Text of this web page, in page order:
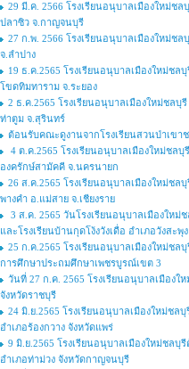
29 มี.ค. 2566 โรงเรียนอนุบาลเมืองใหม่ช
ปลาซิว จ.กาญจนบุรี
27 ก.พ. 2566 โรงเรียนอนุบาลเมืองใหม่
จ.ลำปาง
19 ธ.ค.2565 โรงเรียนอนุบาลเมืองใหม่ช
โขดทิมทาราม จ.ระยอง
2 ธ.ค.2565 โรงเรียนอนุบาลเมืองใหม่ชล
ท่าตูม จ.สุรินทร์
ต้อนรับคณะดูงานจากโรงเรียนสวนป่าเขา
4 ต.ค.2565 โรงเรียนอนุบาลเมืองใหม่ช
องครักษ์สามัคคี จ.นครนายก
26 ส.ค.2565 โรงเรียนอนุบาลเมืองใหม่ช
พางคำ อ.แม่สาย จ.เชียงราย
3 ส.ค. 2565 วันโรงเรียนอนุบาลเมืองให
และโรงเรียนบ้านกุดโง้งวังเดื่อ อำเภอวังสะพุ
25 ก.ค.2565 โรงเรียนอนุบาลเมืองใหม่ช
การศึกษาประถมศึกษาเพชรบูรณ์เขต 3
วันที่ 27 ก.ค. 2565 โรงเรียนอนุบาลเมือง
จังหวัดราชบุรี
24 มิ.ย.2565 โรงเรียนอนุบาลเมืองใหม่ช
อำเภอร้องกวาง จังหวัดแพร่
9 มิ.ย.2565 โรงเรียนอนุบาลเมืองใหม่ชล
อำเภอท่าม่วง จังหวัดกาญจนบุรี